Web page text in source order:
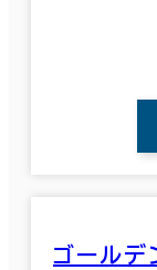
ゴールデ